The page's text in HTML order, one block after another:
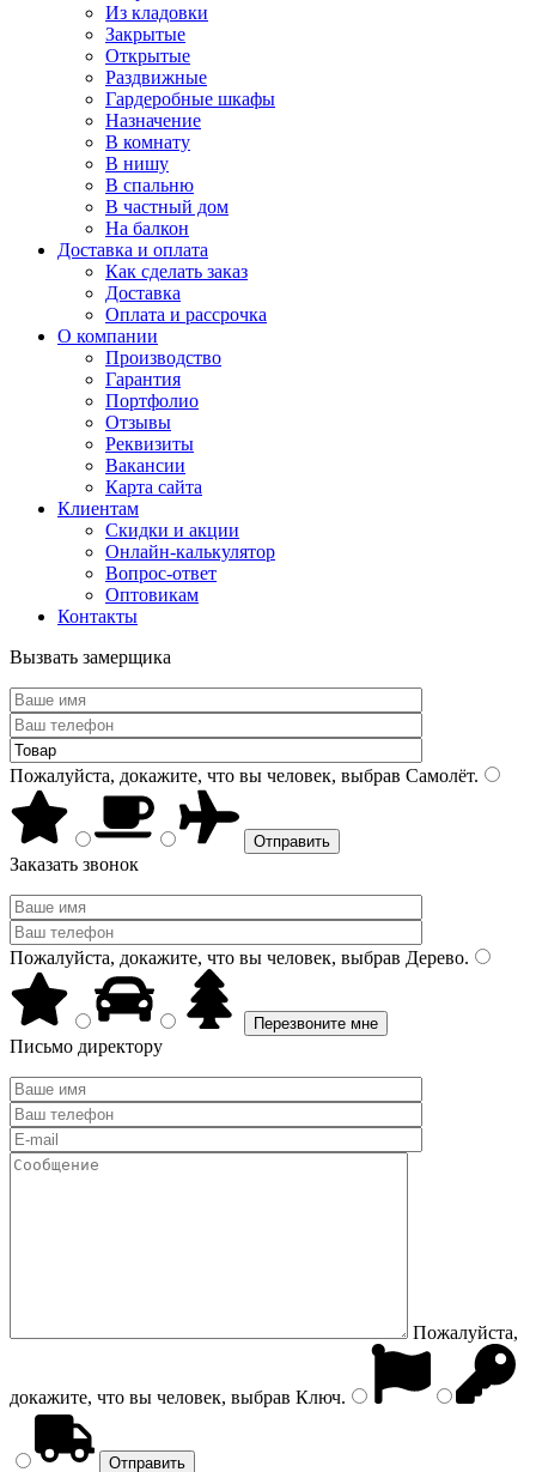
Из кладовки
Закрытые
Открытые
Раздвижные
Гардеробные шкафы
Назначение
В комнату
В нишу
В спальню
В частный дом
На балкон
Доставка и оплата
Как сделать заказ
Доставка
Оплата и рассрочка
О компании
Производство
Гарантия
Портфолио
Отзывы
Реквизиты
Вакансии
Карта сайта
Клиентам
Скидки и акции
Онлайн-калькулятор
Вопрос-ответ
Оптовикам
Контакты
Вызвать замерщика
Пожалуйста, докажите, что вы человек, выбрав Самолёт.
Заказать звонок
Пожалуйста, докажите, что вы человек, выбрав Дерево.
Письмо директору
Пожалуйста,
докажите, что вы человек, выбрав Ключ.